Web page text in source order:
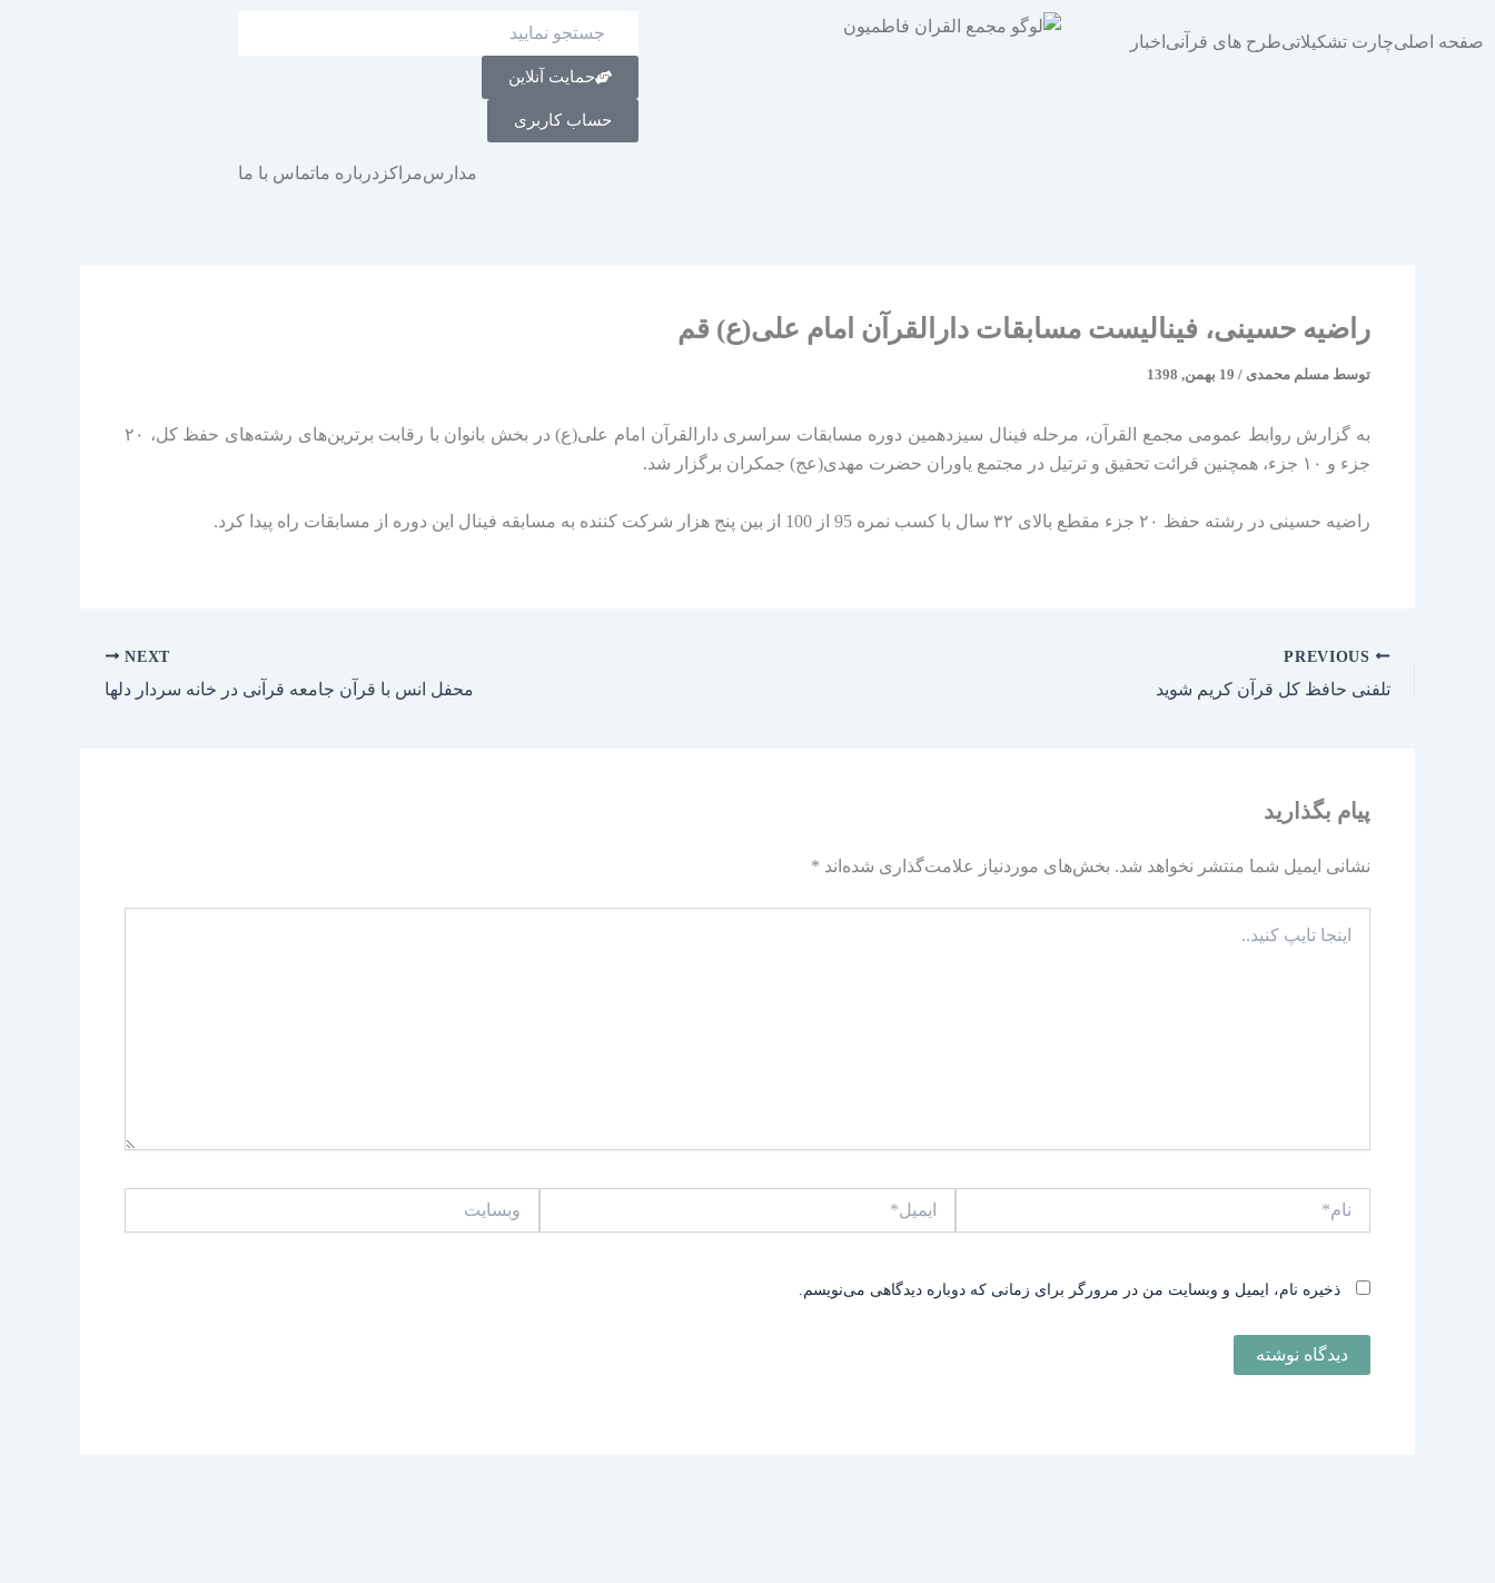
بهصفحه اصلیچارت تشکیلاتیطرح های قرآنی اخبار
حمایت آنلاین
حساب کاربری
مدارسمراکز درباره ماتماس با ما
راضیه حسینی، فینالیست مسابقات دارالقرآن امام علی(ع) قم
توسط مسلم محمدی / 19 بهمن, 1398
به گزارش روابط عمومی مجمع القرآن، مرحله فینال سیزدهمین دوره مسابقات سراسری دارالقرآن امام علی(ع) در بخش بانوان با رقابت برترین‌های رشته‌های حفظ کل، ۲۰
جزء و ۱۰ جزء، همچنین قرائت تحقیق و ترتیل در مجتمع یاوران حضرت مهدی(عج) جمکران برگزار شد.
راضیه حسینی در رشته حفظ ۲۰ جزء مقطع بالای ۳۲ سال با کسب نمره 95 از 100 از بین پنج هزار شرکت کننده به مسابقه فینال این دوره از مسابقات راه پیدا کرد.
تلفنی حافظ کل قرآن کریم شوید
NEXT
محفل انس با قرآن جامعه قرآنی در خانه سردار دلها
پیام بگذارید
نشانی ایمیل شما منتشر نخواهد شد. بخش‌های موردنیاز علامت‌گذاری شده‌اند *
تایپ
ذخیره نام، ایمیل و وبسایت من در مرورگر برای زمانی که دوباره دیدگاهی می‌نویسم.